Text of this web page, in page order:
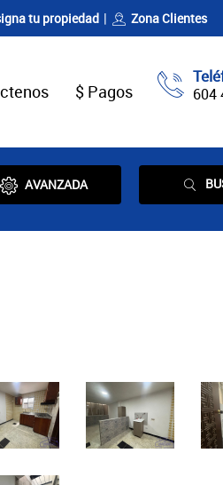
tu propiedad Zona Clientes
604
$ Pagos
AVANZADA